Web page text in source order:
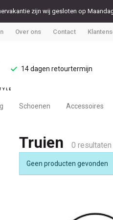
zijn wij gesloten op
Over ons Contact
14 dagen retourtermijn
Schoenen Accessoires
Truien 0 resultaten
Geen producten gevonden